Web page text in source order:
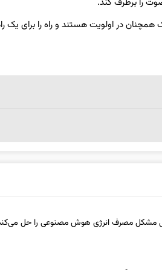
را برطرف کند.
همچنان در اولویت هستند و راه را برای
مشکل مصرف انرژی هوش مصنوعی را حل